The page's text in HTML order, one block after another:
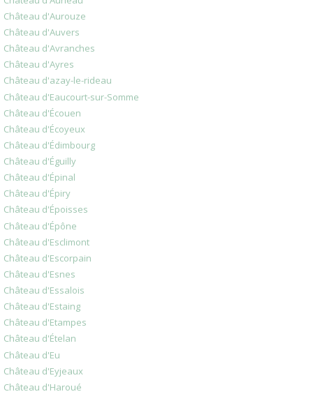
Château d'Aurouze
Château d'Auvers
Château d'Avranches
Château d'Ayres
Château d'azay-le-rideau
Château d'Eaucourt-sur-Somme
Château d'Écouen
Château d'Écoyeux
Château d'Édimbourg
Château d'Éguilly
Château d'Épinal
Château d'Épiry
Château d'Époisses
Château d'Épône
Château d'Esclimont
Château d'Escorpain
Château d'Esnes
Château d'Essalois
Château d'Estaing
Château d'Etampes
Château d'Ételan
Château d'Eu
Château d'Eyjeaux
Château d'Haroué